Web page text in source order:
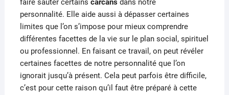
faire sauter certains carcansdans notre
personnalité. Elle aide aussi à dépasser certaines
limites que l’on s’impose pour mieux comprendre
différentes facettes de la vie sur le plan social, spirituel
ou professionnel. En faisant ce travail, on peut révéler
certaines facettes de notre personnalité que l’on
ignorait jusqu’à présent. Cela peut parfois être difficile,
c’est pour cette raison qu’il faut être préparé à cette